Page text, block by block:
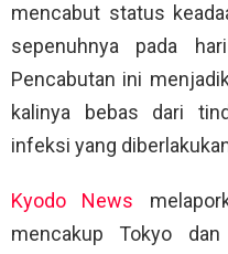
mencabut status
sepenuhnya pada
Pencabutan ini
kalinya bebas dari
infeksi yang
Kyodo News
mencakup Tokyo